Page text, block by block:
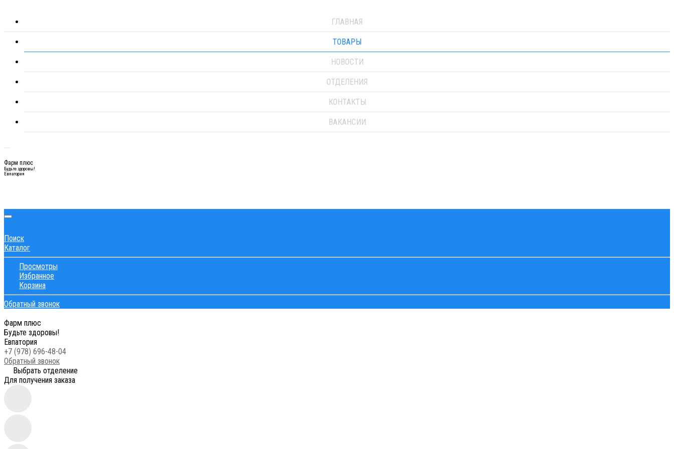
ГЛАВНАЯ
ТОВАРЫ
НОВОСТИ
ОТДЕЛЕНИЯ
КОНТАКТЫ
ВАКАНСИИ
Фарм плюс
Будьте здоровы!
Евпатория
Поиск
Каталог
Просмотры
Избранное
Корзина
Обратный звонок
Фарм плюс
Будьте здоровы!
Евпатория
+7 (978) 696-48-04
Обратный звонок
Выбрать отделение
Для получения заказа